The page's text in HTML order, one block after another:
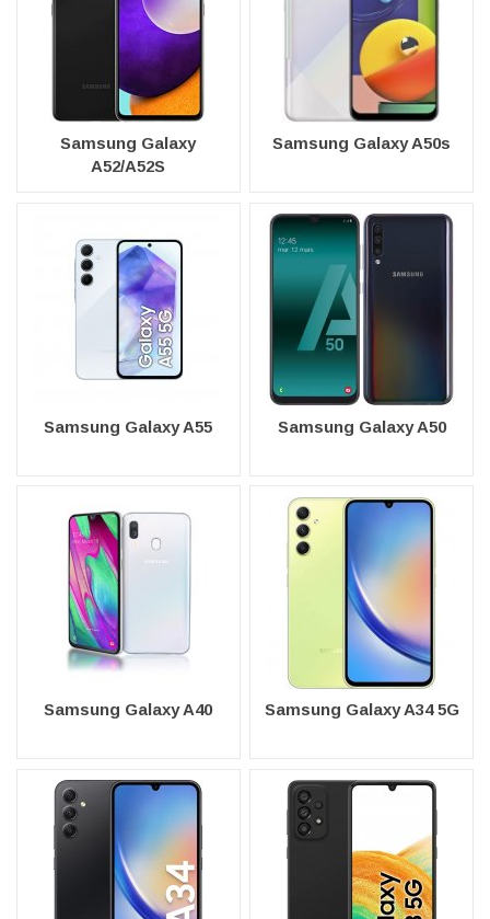
Samsung Galaxy
A52/A52S
Samsung Galaxy A50s
Samsung Galaxy A55 Samsung Galaxy A50
Samsung Galaxy A40 Samsung Galaxy A34 5G